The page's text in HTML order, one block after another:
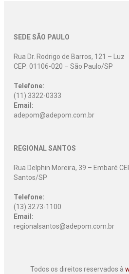
SEDE SÃO PAULO
Rua Dr. Rodrigo de Barros, 121 – Luz
CEP: 01106-020 – São Paulo/SP
Telefone:
(11) 3322-0333
Email:
adepom@adepom.com.br
REGIONAL SANTOS
Rua Delphin Moreira, 39 – Embaré
Santos/SP
Telefone:
(13) 3273-1100
Email:
regionalsantos@adepom.com.br
Todos os direitos reservados à